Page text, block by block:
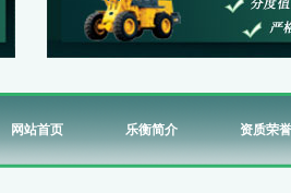
网站首页 乐衡简介 资质荣誉